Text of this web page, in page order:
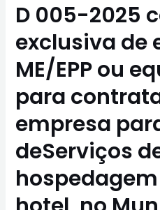
D 005-2025
exclusiva de
ME/EPP ou
para
empresa
deServiços